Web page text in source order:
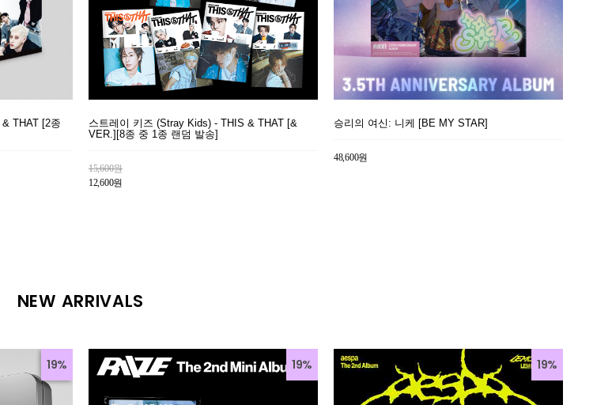
THAT [2종
스트레이 키즈 (Stray Kids) - THIS & THAT [&
VER.][8종 중 1종 랜덤 발송]
15,600원
12,600원
승리의 여신: 니케 [BE MY STAR]
48,600원
NEW ARRIVALS
19% 19% 19%